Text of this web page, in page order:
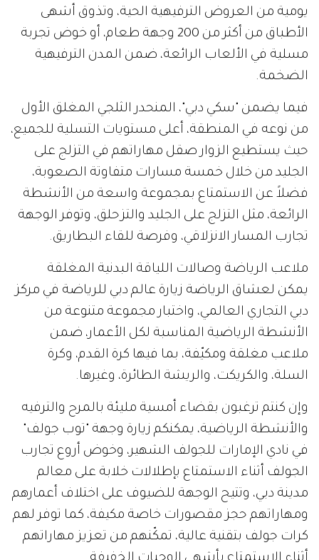
يومية من العروض الترفيهية الحية، وتذوق أشهى
الأطباق من أكثر من 200 وجهة طعام، أو خوض تجربة
مسلية في الألعاب الرائعة، ضمن المدن الترفيهية
الضخمة.
فيما يضمن "سكي دبي"، المنحدر الثلجي المغلق الأول
من نوعه في المنطقة، أعلى مستويات التسلية للجميع،
حيث يستطيع الزوار صقل مهاراتهم في التزلج على
الجليد من خلال خمسة مسارات متفاوتة الصعوبة،
فضلاً عن الاستمتاع بمجموعة واسعة من الأنشطة
الرائعة، مثل التزلج على الجليد والتزحلق، وتوفر الوجهة
تجارب المسار الانزلاقي، وفرصة للقاء البطاريق.
ملاعب الرياضة وصالات اللياقة البدنية المغلقة
يمكن لعشاق الرياضة زيارة عالم دبي للرياضة في مركز
دبي التجاري العالمي، واختبار مجموعة متنوعة من
الأنشطة الرياضية المناسبة لكل الأعمار، ضمن
ملاعب مغلقة ومكيّفة، بما فيها كرة القدم، وكرة
السلة، والكريكت، والريشة الطائرة، وغيرها.
وإن كنتم ترغبون بقضاء أمسية مليئة بالمرح والترفيه
والأنشطة الرياضية، يمكنكم زيارة وجهة "توب جولف"
في نادي الإمارات للجولف الشهير، وخوض أروع تجارب
الجولف أثناء الاستمتاع بإطلالات خلابة على معالم
مدينة دبي، وتتيح الوجهة للضيوف على اختلاف أعمارهم
ومهاراتهم حجز مقصورات خاصة مكيفة، كما توفر لهم
كرات جولف بتقنية عالية، تمكّنهم من تعزيز مهاراتهم